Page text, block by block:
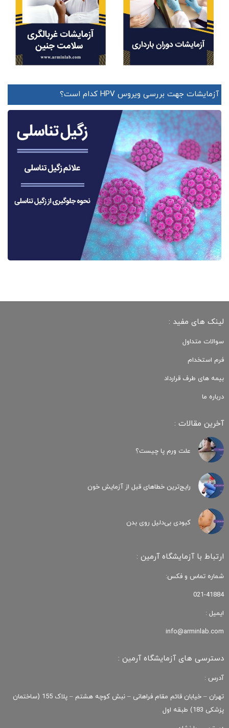
آزمایشات جهت بررسی ویروس HPV کدام است؟
لینک های مفید :
سوالات متداول
فرم استخدام
بیمه های طرف قرارداد
درباره ما
آخرین مقالات :
علت ورم پا چیست؟
رایج‌ترین خطاهای قبل از آزمایش خون
کبودی‌ بی‌دلیل روی بدن
ارتباط با آزمایشگاه آرمین :
شماره تماس و فکس:
021-41884
ایمیل :
info@arminlab.com
دسترسی های آزمایشگاه آرمین :
آدرس :
تهران – خیابان قائم مقام فراهانی – نبش کوچه هشتم – پلاک 155 (ساختمان
پزشکی 183) طبقه اول